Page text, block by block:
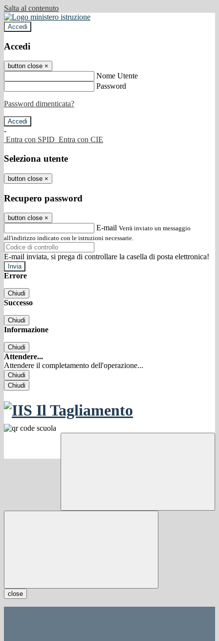
Salta al contenuto
Accedi
Accedi
button close ×
Nome Utente
Password
Password dimenticata?
-
Entra con SPID Entra con CIE
Seleziona utente
button close ×
Recupero password
button close ×
E-mail Verrà inviato un messaggio
all'indirizzo indicato con le istruzioni necessarie.
E-mail inviata, si prega di controllare la casella di posta elettronica!
Errore
Chiudi
Successo
Chiudi
Informazione
Chiudi
Attendere...
Attendere il completamento dell'operazione...
Chiudi
Chiudi
close